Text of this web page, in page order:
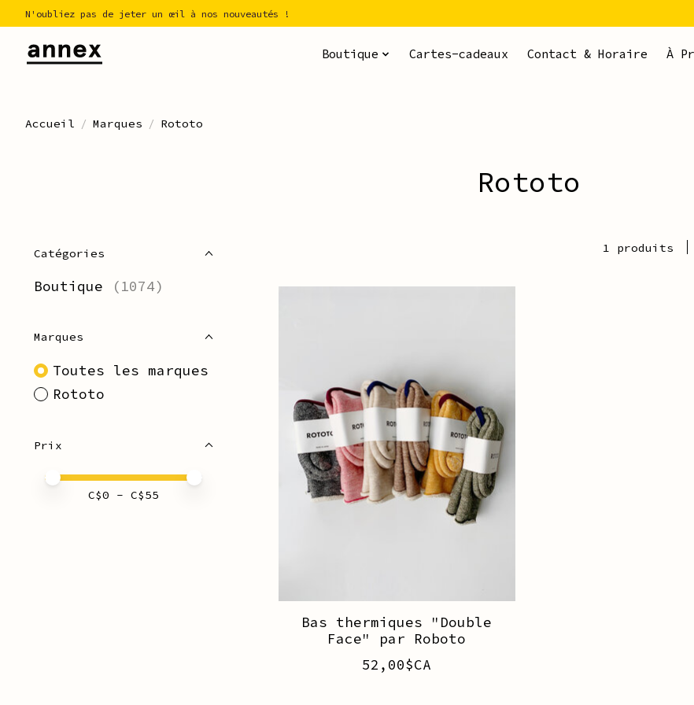
N'oubliez pas de jeter un œil à nos nouveautés !
Boutique Cartes-cadeaux Contact & Horaire À
Accueil / Marques / Rototo
Rototo
Catégories
Boutique (1074)
Marques
Toutes les marques
Rototo
Prix
Prix minimum
Price maximum value
C$0 - C$55
1 produits
Bas thermiques "Double
Face" par Roboto
52,00$CA